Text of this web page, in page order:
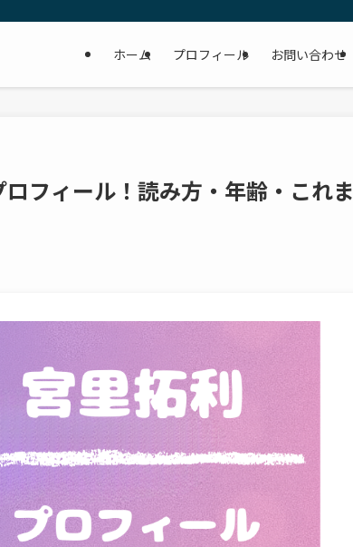
ホーム プロフィール お問い合わせ
フィール！読み方・年齢・これま